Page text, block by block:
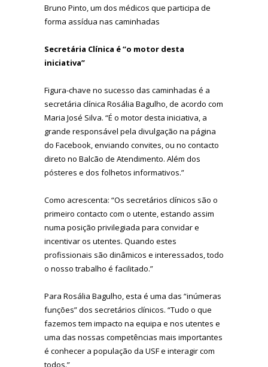
Bruno Pinto, um dos médicos que participa de
forma assídua nas caminhadas
Secretária Clínica é “o motor desta
iniciativa”
Figura-chave no sucesso das caminhadas é a
secretária clínica Rosália Bagulho, de acordo com
Maria José Silva. “É o motor desta iniciativa, a
grande responsável pela divulgação na página
do Facebook, enviando convites, ou no contacto
direto no Balcão de Atendimento. Além dos
pósteres e dos folhetos informativos.”
Como acrescenta: “Os secretários clínicos são o
primeiro contacto com o utente, estando assim
numa posição privilegiada para convidar e
incentivar os utentes. Quando estes
profissionais são dinâmicos e interessados, todo
o nosso trabalho é facilitado.”
Para Rosália Bagulho, esta é uma das “inúmeras
funções” dos secretários clínicos. “Tudo o que
fazemos tem impacto na equipa e nos utentes e
uma das nossas competências mais importantes
é conhecer a população da USF e interagir com
todos.”